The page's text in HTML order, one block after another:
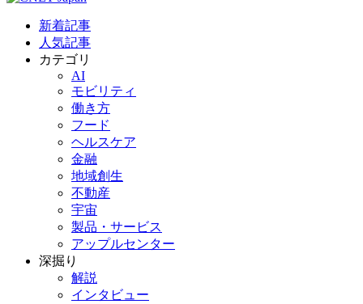
新着記事
人気記事
カテゴリ
AI
モビリティ
働き方
フード
ヘルスケア
金融
地域創生
不動産
宇宙
製品・サービス
アップルセンター
深掘り
解説
インタビュー